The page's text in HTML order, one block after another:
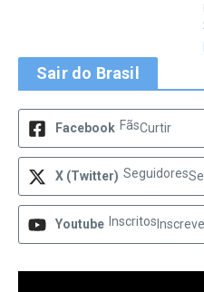
Sair do Brasil
Facebook FãsCurtir
X (Twitter) Seguidores
Youtube Inscritos